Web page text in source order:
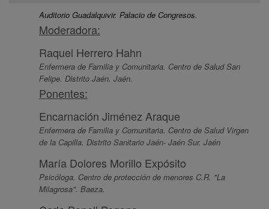
Auditorio Guadalquivir. Palacio de Congresos.
Moderadora:
Raquel Herrero Hahn
Enfermera de Familia y Comunitaria. Centro de Salud San
Felipe. Distrito Jaén. Jaén.
Ponentes:
Encarnación Jiménez Araque
Enfermera de Familia y Comunitaria. Centro de Salud Virgen
de la Capilla. Distrito Sanitario Jaén- Jaén Sur. Jaén
María Dolores Morillo Expósito
Psicóloga. Centro de protección de menores C.R. "La
Milagrosa". Baeza.